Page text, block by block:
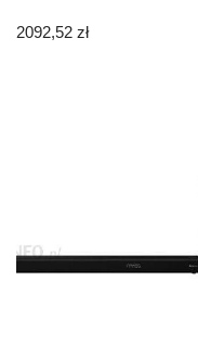
2092,52 zł